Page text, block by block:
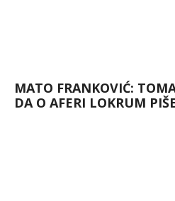
MATO FRANKOVIĆ:
DA O AFERI LOKRUM